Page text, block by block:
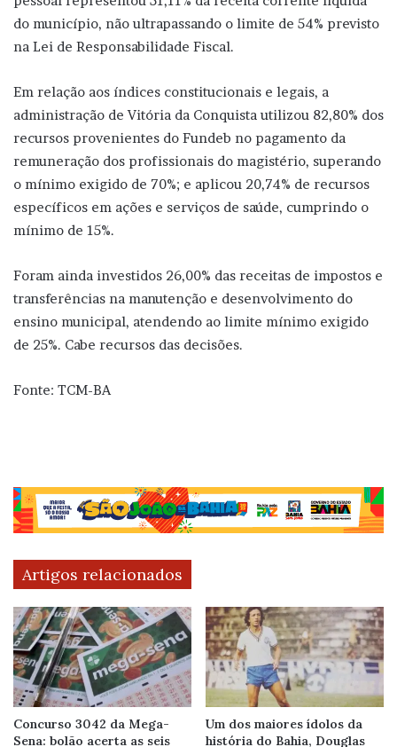
do município, não ultrapassando o limite de 54% previsto
na Lei de Responsabilidade Fiscal.
Em relação aos índices constitucionais e legais, a
administração de Vitória da Conquista utilizou 82,80% dos
recursos provenientes do Fundeb no pagamento da
remuneração dos profissionais do magistério, superando
o mínimo exigido de 70%; e aplicou 20,74% de recursos
específicos em ações e serviços de saúde, cumprindo o
mínimo de 15%.
Foram ainda investidos 26,00% das receitas de impostos e
transferências na manutenção e desenvolvimento do
ensino municipal, atendendo ao limite mínimo exigido
de 25%. Cabe recursos das decisões.
Fonte: TCM-BA
Artigos relacionados
Concurso 3042 da Mega-
Sena: bolão acerta as seis
Um dos maiores ídolos da
história do Bahia, Douglas